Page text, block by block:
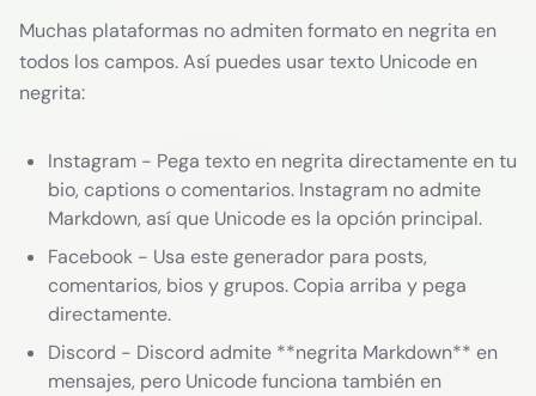
Muchas plataformas no admiten formato en negrita en
todos los campos. Así puedes usar texto Unicode en
negrita:
Instagram - Pega texto en negrita directamente en tu
bio, captions o comentarios. Instagram no admite
Markdown, así que Unicode es la opción principal.
Facebook - Usa este generador para posts,
comentarios, bios y grupos. Copia arriba y pega
directamente.
Discord - Discord admite **negrita Markdown** en
mensajes, pero Unicode funciona también en